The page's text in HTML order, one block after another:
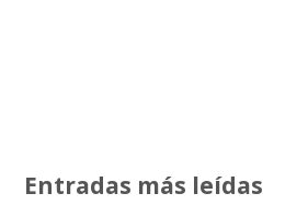
Entradas más leídas